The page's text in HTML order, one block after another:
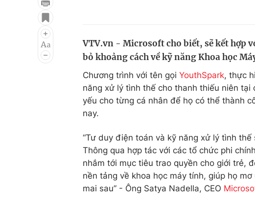
Điện ảnh
Âm nhạc
Làm đẹp
VTV.vn - Microsoft cho biết, sẽ kết hợp
bỏ khoảng cách về kỹ năng Khoa học
Chương trình với tên gọi YouthSpark, thực
năng xử lý tình thế cho thanh thiếu niên
yếu cho từng cá nhân để họ có thể thành
nay.
“Tư duy điện toán và kỹ năng xử lý tình
Thông qua hợp tác với các tổ chức phi
nhắm tới mục tiêu trao quyền cho giới trẻ,
nền tảng về khoa học máy tính, giúp họ
mai sau” - Ông Satya Nadella, CEO